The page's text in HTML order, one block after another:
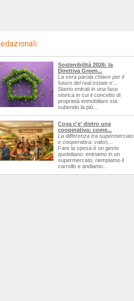
Sostenibilità 2026: la
Direttiva Green...
La vera parola chiave per il
futuro del real estate e'...
Siamo entrati in una fase
storica in cui il concetto di
proprietà immobiliare sta
subendo la più...
Cosa c'e' dietro una
cooperativa: come...
La differenza tra supermercato
e cooperativa: valori,...
Fare la spesa è un gesto
quotidiano: entriamo in un
supermercato, riempiamo il
carrello e andiamo...